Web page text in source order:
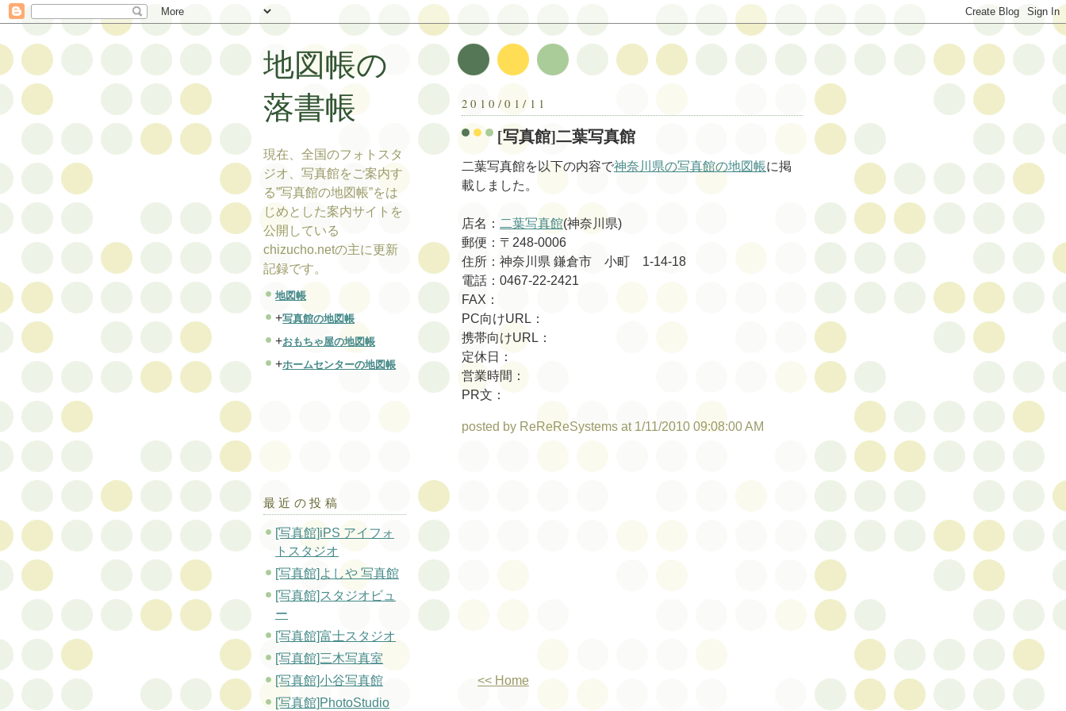
2010/01/11
[写真館]二葉写真館
二葉写真館を以下の内容で神奈川県の写真館の地図帳に掲
載しました。
店名： 二葉写真館(神奈川県)
郵便：〒248-0006
住所：神奈川県 鎌倉市 小町 1-14-18
電話：0467-22-2421
FAX：
PC向けURL：
携帯向けURL：
定休日：
営業時間：
PR文：
posted by ReReReSystems at 1/11/2010 09:08:00 AM
<< Home
地図帳の
落書帳
現在、全国のフォトスタ
ジオ、写真館をご案内す
る”写真館の地図帳”をは
じめとした案内サイトを
公開している
chizucho.netの主に更新
記録です。
地図帳
+写真館の地図帳
+おもちゃ屋の地図帳
+ホームセンターの地図帳
最近の投稿
[写真館]iPS アイフォ
トスタジオ
[写真館]よしや 写真館
[写真館]スタジオビュ
ー
[写真館]富士スタジオ
[写真館]三木写真室
[写真館]小谷写真館
[写真館]PhotoStudio